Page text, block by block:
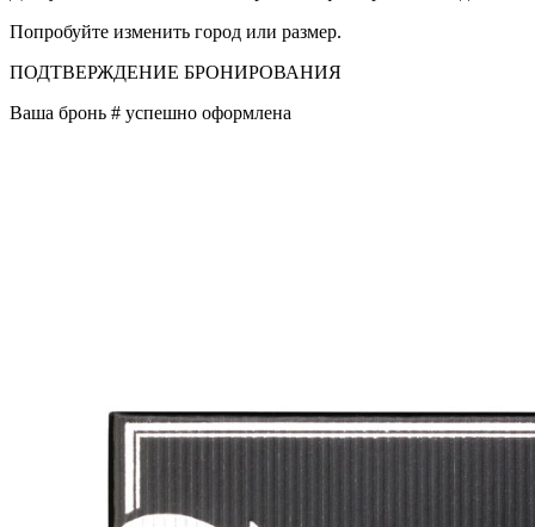
Попробуйте изменить город или размер.
ПОДТВЕРЖДЕНИЕ БРОНИРОВАНИЯ
Ваша бронь # успешно оформлена